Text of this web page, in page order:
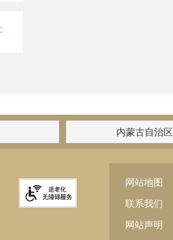
内蒙古自治区
网站地图
联系我们
网站声明